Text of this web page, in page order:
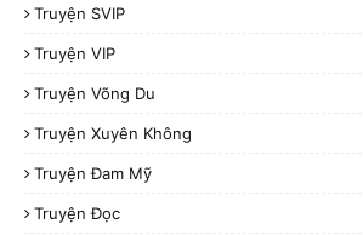
Truyện SVIP
Truyện VIP
Truyện Võng Du
Truyện Xuyên Không
Truyện Đam Mỹ
Truyện Đọc